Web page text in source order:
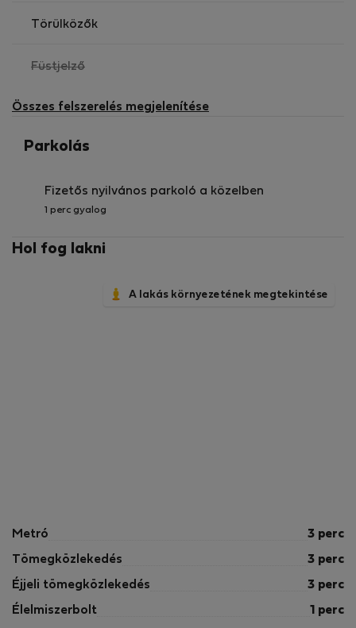
Törülközők
Füstjelző,
elérhető
Összes felszerelés megjelenítése
Parkolás
Fizetős nyilvános parkoló a közelben
1 perc gyalog
Hol fog lakni
A lakás környezetének megtekintése
Metró 3 perc
Tömegközlekedés 3 perc
Éjjeli tömegközlekedés 3 perc
Élelmiszerbolt 1 perc